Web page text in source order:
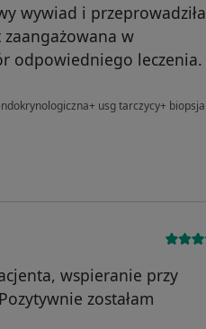
wywiad i przeprowadziła
zaangażowana w
odpowiedniego leczenia.
usg tarczycy+ biopsja
wspieranie przy
zostałam